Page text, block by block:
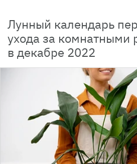
Лунный календарь
ухода за комнатными
в декабре 2022